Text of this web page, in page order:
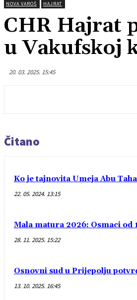
NOVA VAROŠ HAJRAT
CHR Hajrat
u Vakufskoj
20. 03. 2025. 15:45
Čitano
Ko je tajnovita Umeja Abu
22. 05. 2024. 13:15
Mala matura 2026: Osmaci
28. 11. 2025. 15:22
Osnovni sud u Prijepolju
13. 10. 2025. 16:45